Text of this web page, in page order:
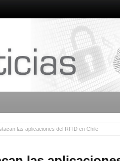
las aplicaciones del RFID en Chile